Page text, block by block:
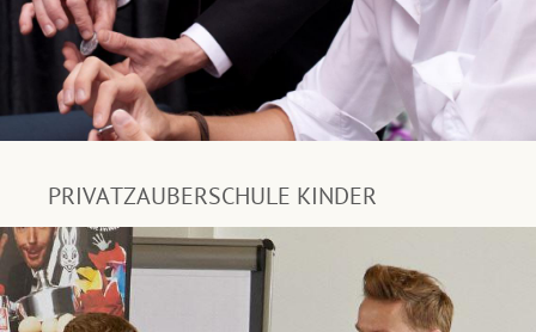
PRIVATZAUBERSCHULE KINDER